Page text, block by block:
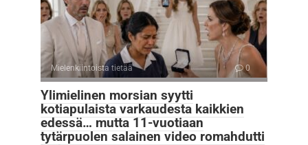
Mielenkiintoista tietää 0
Ylimielinen morsian syytti
kotiapulaista varkaudesta kaikkien
edessä… mutta 11-vuotiaan
tytärpuolen salainen video romahdutti